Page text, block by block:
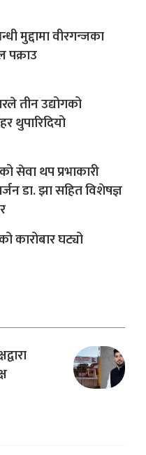
मुद्दामा वीरगन्जका
पक्राउ
तीन उद्योगको
थुपारिदियो
सेवा थप प्रभाकारी
डा. झा सहित विशेषज्ञ
कारोबार घट्यो